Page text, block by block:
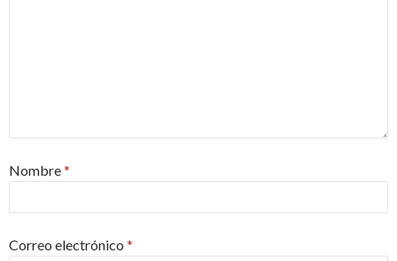
Nombre*
Correo electrónico *